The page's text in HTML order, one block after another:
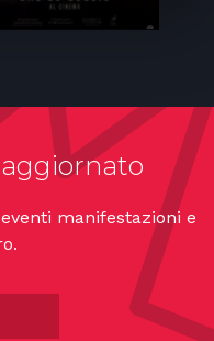
manifestazioni e